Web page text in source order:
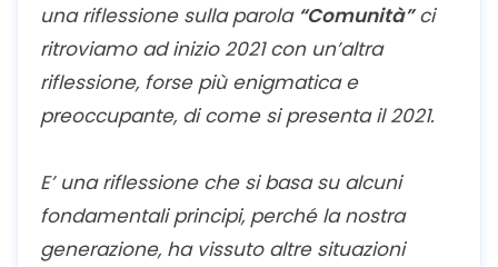
una riflessione sulla parola “Comunità”ci
ritroviamo ad inizio 2021 con un’altra
riflessione, forse più enigmatica e
preoccupante, di come si presenta il 2021.
E’ una riflessione che si basa su alcuni
fondamentali principi, perché la nostra
generazione, ha vissuto altre situazioni